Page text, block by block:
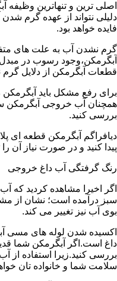
اصلی ترین و تنهاترین
دلیلی نتواند از عهده گرم
فایده خواهد بود.
گرم نشدن آب به علت های
آبگرمکن،وجود رسوب در
قطعات آبگرمکن از دلایل
برای رفع مشکل باید
همچنان آب خروجی آبگرمکن
بررسی کنید.
دیافراگم آبگرمکن قطعه ای
پیدا کنید و در صورت نیاز آن
رنگ گرفتگی آب داغ خروجی
اگر اخیرا مشاهده کردید که
سبز درآمده است؛ نشان از
بوی آب نیز تغییر می کند.
اکسیده شدن لوله های مسی
داغ است.اگر آبگرمکن شما
بررسی کنید.زیرا استفاده از
سلامت شما و خانواده تان